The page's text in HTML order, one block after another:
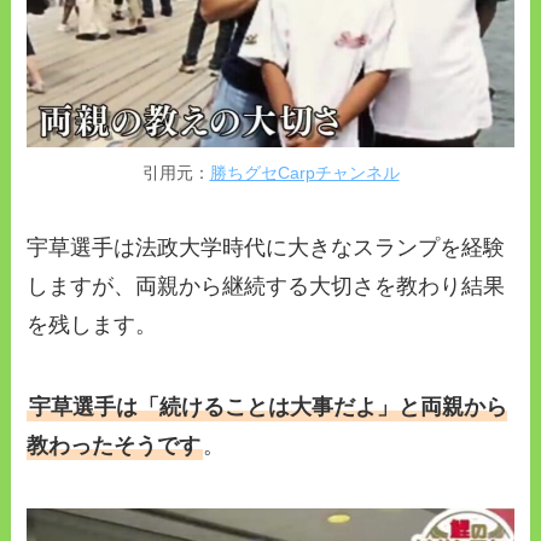
引用元： 勝ちグセCarpチャンネル
宇草選手は法政大学時代に大きなスランプを経験
しますが、両親から継続する大切さを教わり結果
を残します。
宇草選手は「続けることは大事だよ」と両親から
教わったそうです。